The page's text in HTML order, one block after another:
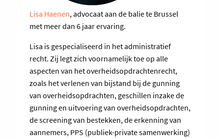
Lisa Haenen, advocaat aan de balie te Brussel
met meer dan 6 jaar ervaring.
Lisa is gespecialiseerd in het administratief
recht. Zij legt zich voornamelijk toe op alle
aspecten van het overheidsopdrachtenrecht,
zoals het verlenen van bijstand bij de gunning
van overheidsopdrachten, geschillen inzake de
gunning en uitvoering van overheidsopdrachten,
de screening van bestekken, de erkenning van
aannemers, PPS (publiek-private samenwerking)